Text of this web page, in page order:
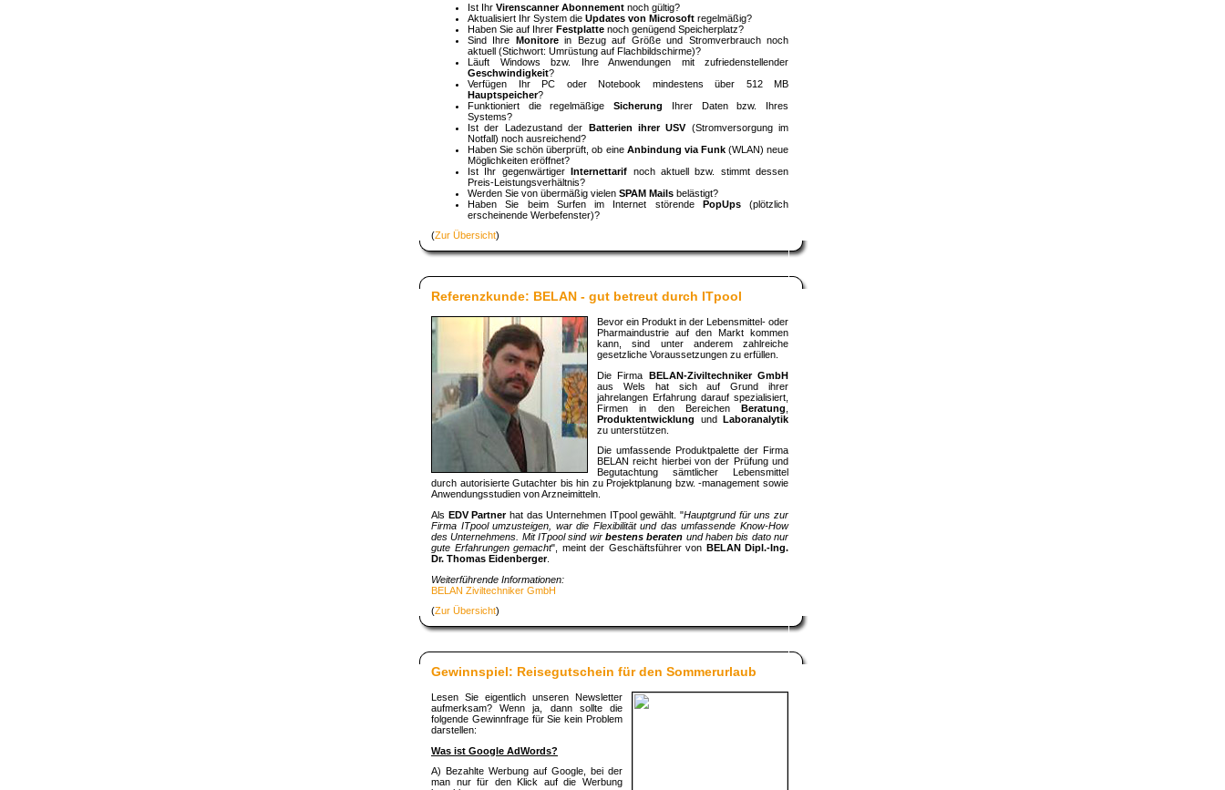
Ist Ihr Virenscanner Abonnement noch gültig?
Aktualisiert Ihr System die Updates von Microsoft regelmäßig?
Haben Sie auf Ihrer Festplatte noch genügend Speicherplatz?
Sind Ihre Monitorein Bezug auf Größe und Stromverbrauch noch
aktuell (Stichwort: Umrüstung auf Flachbildschirme)?
Läuft Windows bzw. Ihre Anwendungen mit zufriedenstellender
Geschwindigkeit?
Verfügen Ihr PC oder Notebook mindestens über 512 MB
Hauptspeicher?
Funktioniert die regelmäßigeSicherung Ihrer Daten bzw. Ihres
Systems?
Ist der Ladezustand der Batterien ihrer USV(Stromversorgung im
Notfall) noch ausreichend?
Haben Sie schön überprüft, ob eine Anbindung via Funk(WLAN) neue
Möglichkeiten eröffnet?
Ist Ihr gegenwärtigerInternettarif noch aktuell bzw. stimmt dessen
Preis-Leistungsverhältnis?
Werden Sie von übermäßig vielen SPAM Mails belästigt?
Haben Sie beim Surfen im Internet störende PopUps(plötzlich
erscheinende Werbefenster)?
(Zur Übersicht)
Referenzkunde: BELAN - gut betreut durch ITpool
Bevor ein Produkt in der Lebensmittel- oder
Pharmaindustrie auf den Markt kommen
kann, sind unter anderem zahlreiche
gesetzliche Voraussetzungen zu erfüllen.
Die Firma BELAN-Ziviltechniker GmbH
aus Wels hat sich auf Grund ihrer
jahrelangen Erfahrung darauf spezialisiert,
Firmen in den Bereichen Beratung
Produktentwicklung und Laboranalytik
zu unterstützen.
Die umfassende Produktpalette der Firma
BELAN reicht hierbei von der Prüfung und
Begutachtung sämtlicher Lebensmittel
durch autorisierte Gutachter bis hin zu Projektplanung bzw. -management sowie
Anwendungsstudien von Arzneimitteln.
Als EDV Partnerhat das Unternehmen ITpool gewählt. "Hauptgrund für uns zur
Firma ITpool umzusteigen, war die Flexibilität und das umfassende Know-How
des Unternehmens. Mit ITpool sind wir bestens beraten und haben bis dato nur
gute Erfahrungen gemacht", meint der Geschäftsführer von BELAN Dipl.-Ing.
Dr. Thomas Eidenberger.
Weiterführende Informationen:
BELAN Ziviltechniker GmbH
(Zur Übersicht)
Gewinnspiel: Reisegutschein für den Sommerurlaub
Lesen Sie eigentlich unseren Newsletter
aufmerksam? Wenn ja, dann sollte die
folgende Gewinnfrage für Sie kein Problem
darstellen:
Was ist Google AdWords?
A) Bezahlte Werbung auf Google, bei der
man nur für den Klick auf die Werbung